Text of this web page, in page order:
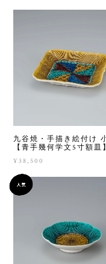
九谷焼・手描き絵付け
【青手幾何学文5寸額皿】
¥38,500